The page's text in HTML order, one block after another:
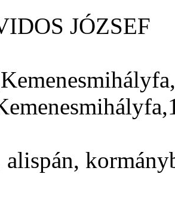
JÓZSEF